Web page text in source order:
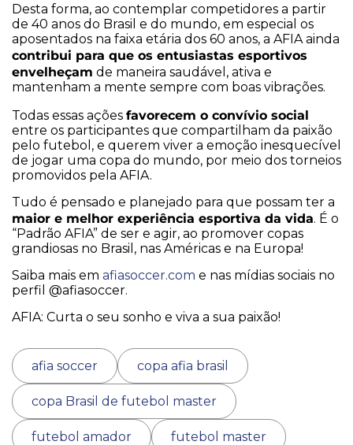
Desta forma, ao contemplar competidores a partir
de 40 anos do Brasil e do mundo, em especial os
aposentados na faixa etária dos 60 anos, a AFIA ainda
contribui para que os entusiastas esportivos
envelheçam de maneira saudável, ativa e
mantenham a mente sempre com boas vibrações.
Todas essas ações favorecem o convívio social
entre os participantes que compartilham da paixão
pelo futebol, e querem viver a emoção inesquecível
de jogar uma copa do mundo, por meio dos torneios
promovidos pela AFIA.
Tudo é pensado e planejado para que possam ter a
maior e melhor experiência esportiva da vida. É o
“Padrão AFIA” de ser e agir, ao promover copas
grandiosas no Brasil, nas Américas e na Europa!
Saiba mais em afiasoccer.com e nas mídias sociais no
perfil @afiasoccer.
AFIA: Curta o seu sonho e viva a sua paixão!
afia soccer copa afia brasil
copa Brasil de futebol master
futebol amador futebol master